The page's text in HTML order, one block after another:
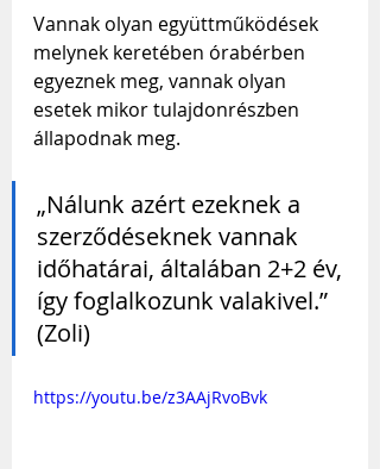
Vannak olyan együttműködések
melynek keretében órabérben
egyeznek meg, vannak olyan
esetek mikor tulajdonrészben
állapodnak meg.
„Nálunk azért ezeknek a
szerződéseknek vannak
időhatárai, általában 2+2 év,
így foglalkozunk valakivel.”
(Zoli)
https://youtu.be/z3AAjRvoBvk